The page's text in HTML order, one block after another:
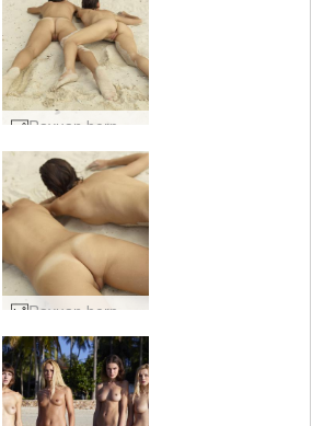
Rayuan berpasir Flora dan Zaika #9